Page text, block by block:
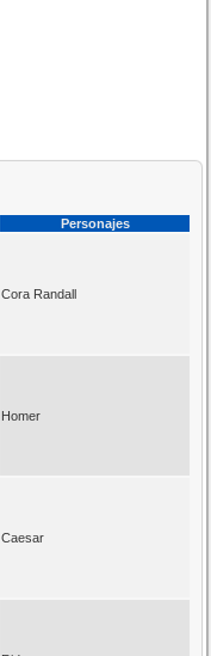
Personajes
Cora Randall
Homer
Caesar